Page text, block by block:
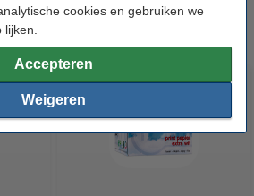
cookies en gebruiken we
Accepteren
Weigeren
producten